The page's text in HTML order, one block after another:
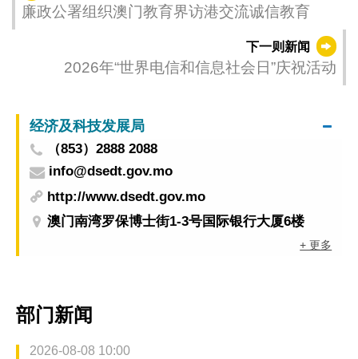
廉政公署组织澳门教育界访港交流诚信教育
下一则新闻
2026年“世界电信和信息社会日”庆祝活动
经济及科技发展局
（853）2888 2088
info@dsedt.gov.mo
http://www.dsedt.gov.mo
澳门南湾罗保博士街1-3号国际银行大厦6楼
+ 更多
部门新闻
2026-08-08 10:00